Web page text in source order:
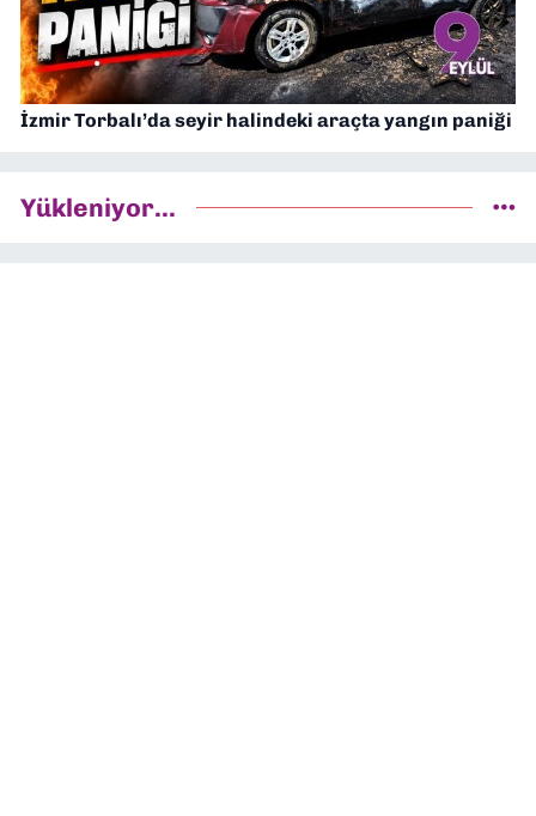
İzmir Torbalı’da seyir halindeki araçta yangın paniği
Yükleniyor...